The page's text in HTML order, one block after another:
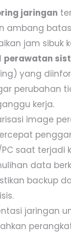
jaringan
ambang
jam sibuk
perawatan
yang
perubahan
kerja.
image
saat terjadi
data
backup
jaringan